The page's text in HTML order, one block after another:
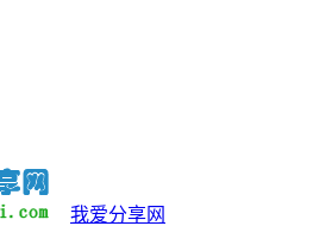
我爱分享网